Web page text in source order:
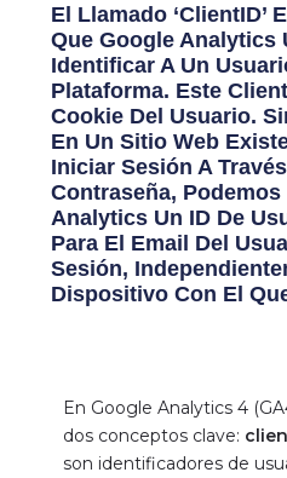
El Llamado ‘clientID’
Que Google Analytics
Identificar A Un
Plataforma. Este
Cookie Del Usuario.
En Un Sitio Web
Iniciar Sesión A
Contraseña,
Analytics Un ID De
Para El Email Del
Sesión,
Dispositivo Con El
En Google Analytics 4
dos conceptos clave:
son identificadores de